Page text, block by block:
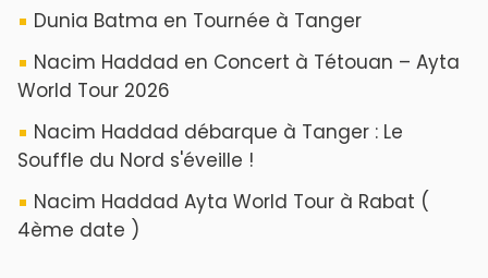
Dunia Batma en Tournée à Tanger
Nacim Haddad en Concert à Tétouan – Ayta
World Tour 2026
Nacim Haddad débarque à Tanger : Le
Souffle du Nord s'éveille !
Nacim Haddad Ayta World Tour à Rabat (
4ème date )